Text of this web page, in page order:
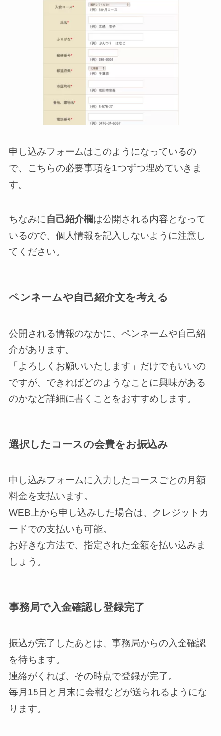
申し込みフォームはこのようになっているの
で、こちらの必要事項を1つずつ埋めていきま
す。
ちなみに自己紹介欄は公開される内容となって
いるので、個人情報を記入しないように注意し
てください。
ペンネームや自己紹介文を考える
公開される情報のなかに、ペンネームや自己紹
介があります。
「よろしくお願いいたします」だけでもいいの
ですが、できればどのようなことに興味がある
のかなど詳細に書くことをおすすめします。
選択したコースの会費をお振込み
申し込みフォームに入力したコースごとの月額
料金を支払います。
WEB上から申し込みした場合は、クレジットカ
ードでの支払いも可能。
お好きな方法で、指定された金額を払い込みま
しょう。
事務局で入金確認し登録完了
振込が完了したあとは、事務局からの入金確認
を待ちます。
連絡がくれば、その時点で登録が完了。
毎月15日と月末に会報などが送られるようにな
ります。